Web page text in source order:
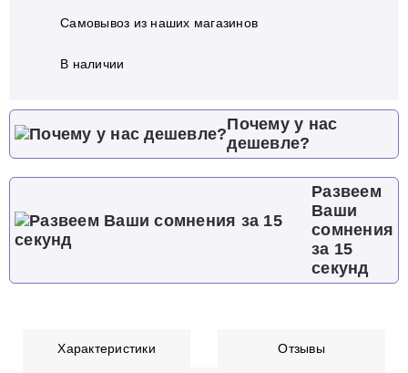
Самовывоз из наших магазинов
В наличии
Почему у нас
дешевле?
Развеем
Ваши
сомнения
за 15
секунд
Характеристики Отзывы